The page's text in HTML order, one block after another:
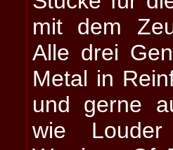
mit dem
Alle drei
Metal in
und gerne
wie